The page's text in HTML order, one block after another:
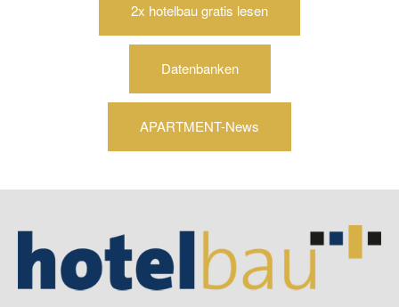
2x hotelbau gratis lesen
Datenbanken
APARTMENT-News